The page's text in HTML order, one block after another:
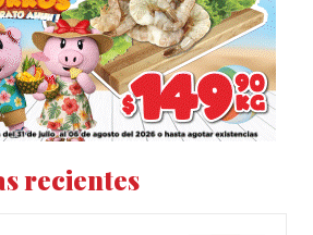
recientes